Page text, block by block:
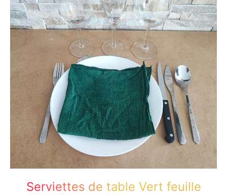
Serviettes de table Vert feuille